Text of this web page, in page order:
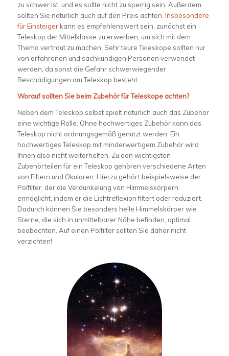
zu schwer ist, und es sollte nicht zu sperrig sein. Außerdem
sollten Sie natürlich auch auf den Preis achten. Insbesondere
für Einsteigerkann es empfehlenswert sein, zunächst ein
Teleskop der Mittelklasse zu erwerben, um sich mit dem
Thema vertraut zu machen. Sehr teure Teleskope sollten nur
von erfahrenen und sachkundigen Personen verwendet
werden, da sonst die Gefahr schwerwiegender
Beschädigungen am Teleskop besteht.
Worauf sollten Sie beim Zubehör für Teleskope achten?
Neben dem Teleskop selbst spielt natürlich auch das Zubehör
eine wichtige Rolle. Ohne hochwertiges Zubehör kann das
Teleskop nicht ordnungsgemäß genutzt werden. Ein
hochwertiges Teleskop mit minderwertigem Zubehör wird
Ihnen also nicht weiterhelfen. Zu den wichtigsten
Zubehörteilen für ein Teleskop gehören verschiedene Arten
von Filtern und Okularen. Hierzu gehört beispielsweise der
Polfilter, der die Verdunkelung von Himmelskörpern
ermöglicht, indem er die Lichtreflexion filtert oder reduziert.
Dadurch können Sie besonders helle Himmelskörper wie
Sterne, die sich in unmittelbarer Nähe befinden, optimal
beobachten. Auf einen Polfilter sollten Sie daher nicht
verzichten!